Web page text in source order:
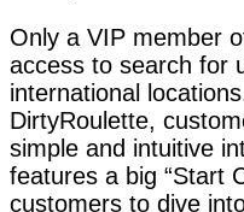
Only a VIP member
access to search for
international
DirtyRoulette,
simple and intuitive
features a big “Start
customers to dive